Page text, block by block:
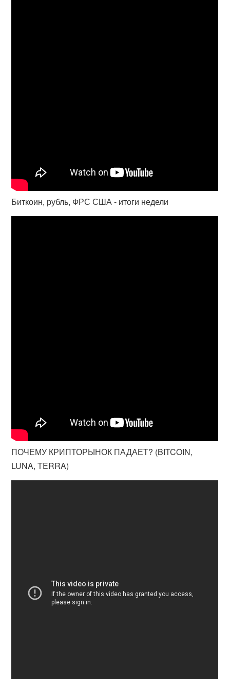
Биткоин, рубль, ФРС США - итоги недели
ПОЧЕМУ КРИПТОРЫНОК ПАДАЕТ? (BITCOIN,
LUNA, TERRA)